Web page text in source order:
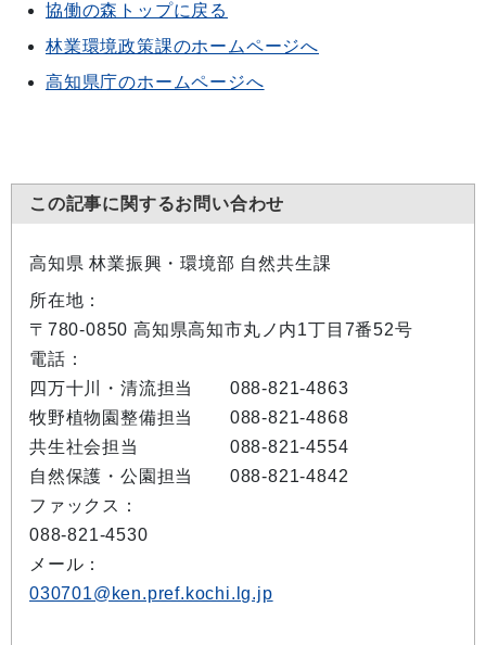
協働の森トップに戻る
林業環境政策課のホームページへ
高知県庁のホームページへ
この記事に関するお問い合わせ
高知県 林業振興・環境部 自然共生課
所在地：
〒780-0850 高知県高知市丸ノ内1丁目7番52号
電話：
四万十川・清流担当 088-821-4863
牧野植物園整備担当 088-821-4868
共生社会担当 088-821-4554
自然保護・公園担当 088-821-4842
ファックス：
088-821-4530
メール：
030701@ken.pref.kochi.lg.jp